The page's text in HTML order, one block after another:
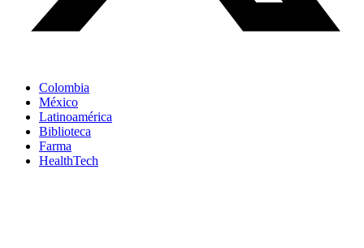
Colombia
México
Latinoamérica
Biblioteca
Farma
HealthTech